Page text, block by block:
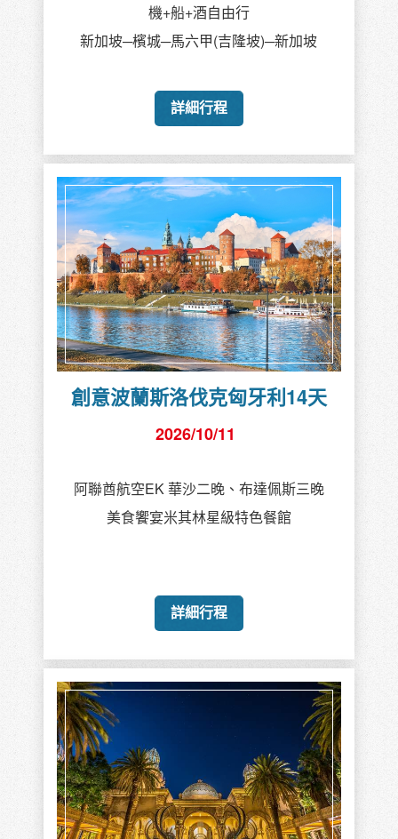
機+船+酒自由行
新加坡─檳城─馬六甲(吉隆坡)─新加坡
詳細行程
創意波蘭斯洛伐克匈牙利14天
2026/10/11
阿聯酋航空EK 華沙二晚、布達佩斯三晚
美食饗宴米其林星級特色餐館
詳細行程